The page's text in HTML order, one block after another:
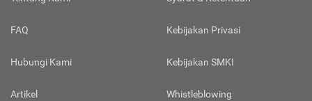
FAQ
Hubungi Kami
Artikel
Kebijakan Privasi
Kebijakan SMKI
Whistleblowing